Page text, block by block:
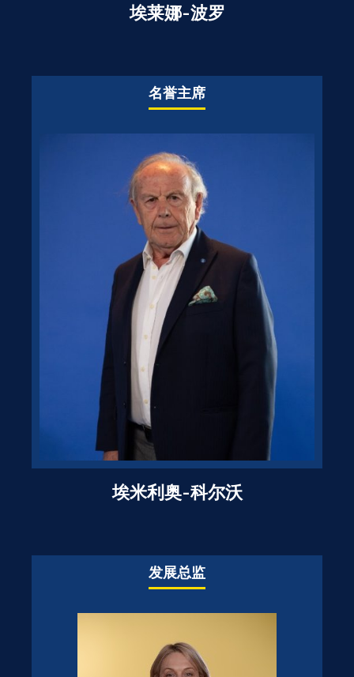
埃莱娜-波罗
名誉主席
埃米利奥-科尔沃
发展总监